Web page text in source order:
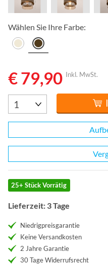
Wählen Sie Ihre Farbe:
€ 79,90 Inkl. MwSt.
25+ Stück Vorrätig
Lieferzeit: 3 Tage
Niedrigpreisgarantie
Keine Versandkosten
2 Jahre Garantie
30 Tage Widerrufsrecht